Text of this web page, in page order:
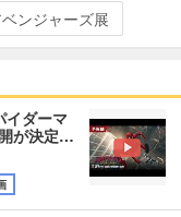
ンジャーズ展
イダーマ
が決定…